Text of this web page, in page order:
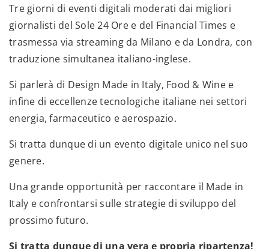
Tre giorni di eventi digitali moderati dai migliori
giornalisti del Sole 24 Ore e del Financial Times e
trasmessa via streaming da Milano e da Londra, con
traduzione simultanea italiano-inglese.
Si parlerà di Design Made in Italy, Food & Wine e
infine di eccellenze tecnologiche italiane nei settori
energia, farmaceutico e aerospazio.
Si tratta dunque di un evento digitale unico nel suo
genere.
Una grande opportunità per raccontare il Made in
Italy e confrontarsi sulle strategie di sviluppo del
prossimo futuro.
Si tratta dunque di una vera e propria ripartenza!